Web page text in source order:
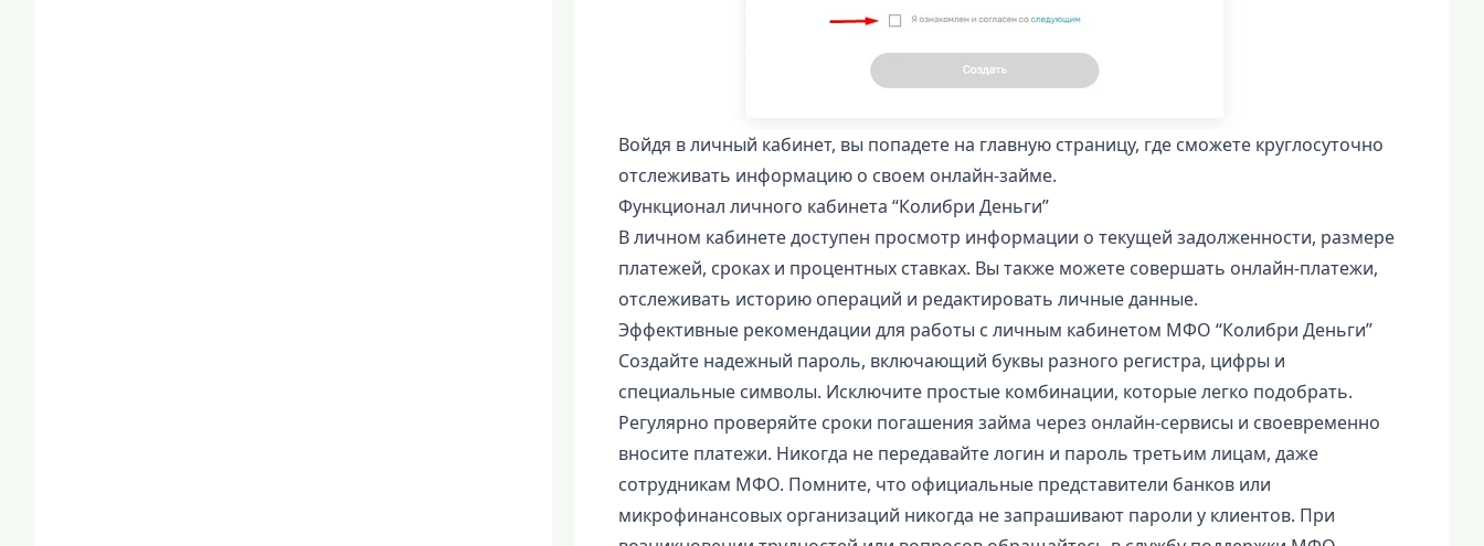
Войдя в личный кабинет, вы попадете на главную страницу, где сможете круглосуточно
отслеживать информацию о своем онлайн-займе.
Функционал личного кабинета “Колибри Деньги”
В личном кабинете доступен просмотр информации о текущей задолженности, размере
платежей, сроках и процентных ставках. Вы также можете совершать онлайн-платежи,
отслеживать историю операций и редактировать личные данные.
Эффективные рекомендации для работы с личным кабинетом МФО “Колибри Деньги”
Создайте надежный пароль, включающий буквы разного регистра, цифры и
специальные символы. Исключите простые комбинации, которые легко подобрать.
Регулярно проверяйте сроки погашения займа через онлайн-сервисы и своевременно
вносите платежи. Никогда не передавайте логин и пароль третьим лицам, даже
сотрудникам МФО. Помните, что официальные представители банков или
микрофинансовых организаций никогда не запрашивают пароли у клиентов. При